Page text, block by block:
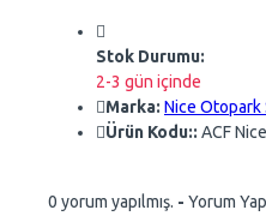
Stok Durumu:
2-3 gün içinde
Marka: Nice Otopark
Ürün Kodu:: ACF
0 yorum yapılmış. - Yorum Yap